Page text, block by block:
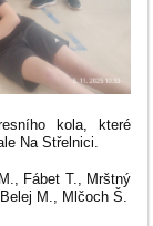
kola, které
Na Střelnici.
Fábet T., Mrštný
M., Mlčoch Š.